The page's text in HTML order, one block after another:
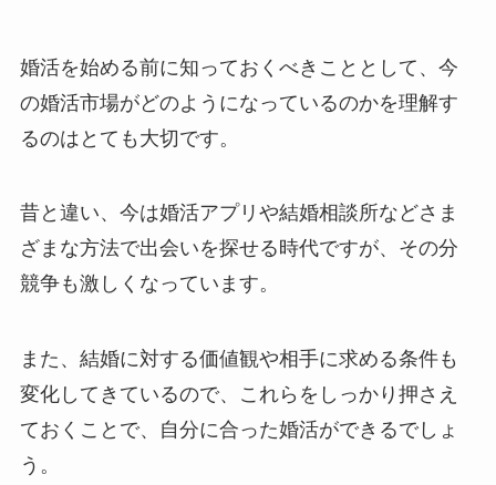
婚活を始める前に知っておくべきこととして、今
の婚活市場がどのようになっているのかを理解す
るのはとても大切です。
昔と違い、今は婚活アプリや結婚相談所などさま
ざまな方法で出会いを探せる時代ですが、その分
競争も激しくなっています。
また、結婚に対する価値観や相手に求める条件も
変化してきているので、これらをしっかり押さえ
ておくことで、自分に合った婚活ができるでしょ
う。